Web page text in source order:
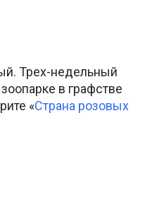
Трех-недельный
в графстве
«Страна розовых